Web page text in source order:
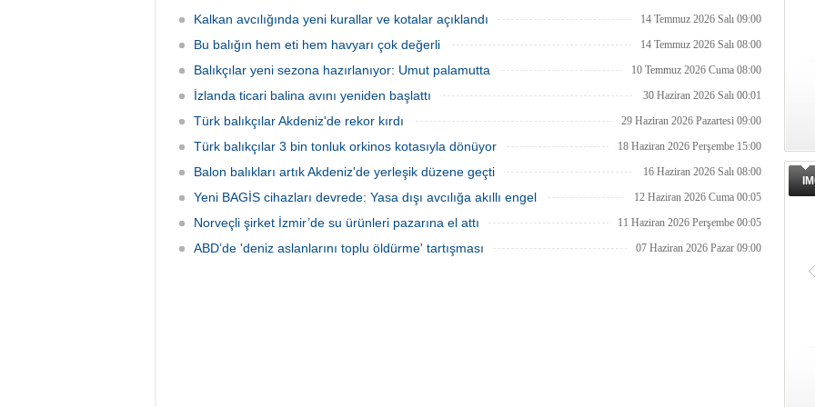
orkinoslar, Uzak Doğu ülkelerine ihraç
edilmek için özenle bakılıyor.
faaliyetleri anlık olarak tespit edebilen
hava ve su altı dronları sahada aktif
olarak kullanılmaya başlandı.
yeniden suyla buluşturdu ve yeni av
Kalkan avcılığında yeni kurallar ve kotalar açıklandı 14 Temmuz 2026 Salı 09:00
Bu balığın hem eti hem havyarı çok değerli 14 Temmuz 2026 Salı 08:00
Balıkçılar yeni sezona hazırlanıyor: Umut palamutta 10 Temmuz 2026 Cuma 08:00
İzlanda ticari balina avını yeniden başlattı 30 Haziran 2026 Salı 00:01
Türk balıkçılar Akdeniz'de rekor kırdı 29 Haziran 2026 Pazartesi 09:00
Türk balıkçılar 3 bin tonluk orkinos kotasıyla dönüyor 18 Haziran 2026 Perşembe 15:00
Balon balıkları artık Akdeniz'de yerleşik düzene geçti 16 Haziran 2026 Salı 08:00
Yeni BAGİS cihazları devrede: Yasa dışı avcılığa akıllı engel 12 Haziran 2026 Cuma 00:05
Norveçli şirket İzmir’de su ürünleri pazarına el attı 11 Haziran 2026 Perşembe 00:05
ABD’de 'deniz aslanlarını toplu öldürme' tartışması 07 Haziran 2026 Pazar 09:00